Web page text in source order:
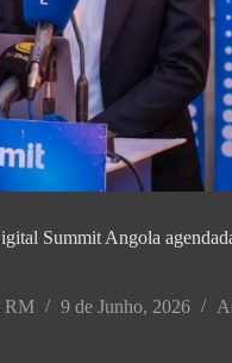
Summit Angola
RM 9 de Junho, 2026